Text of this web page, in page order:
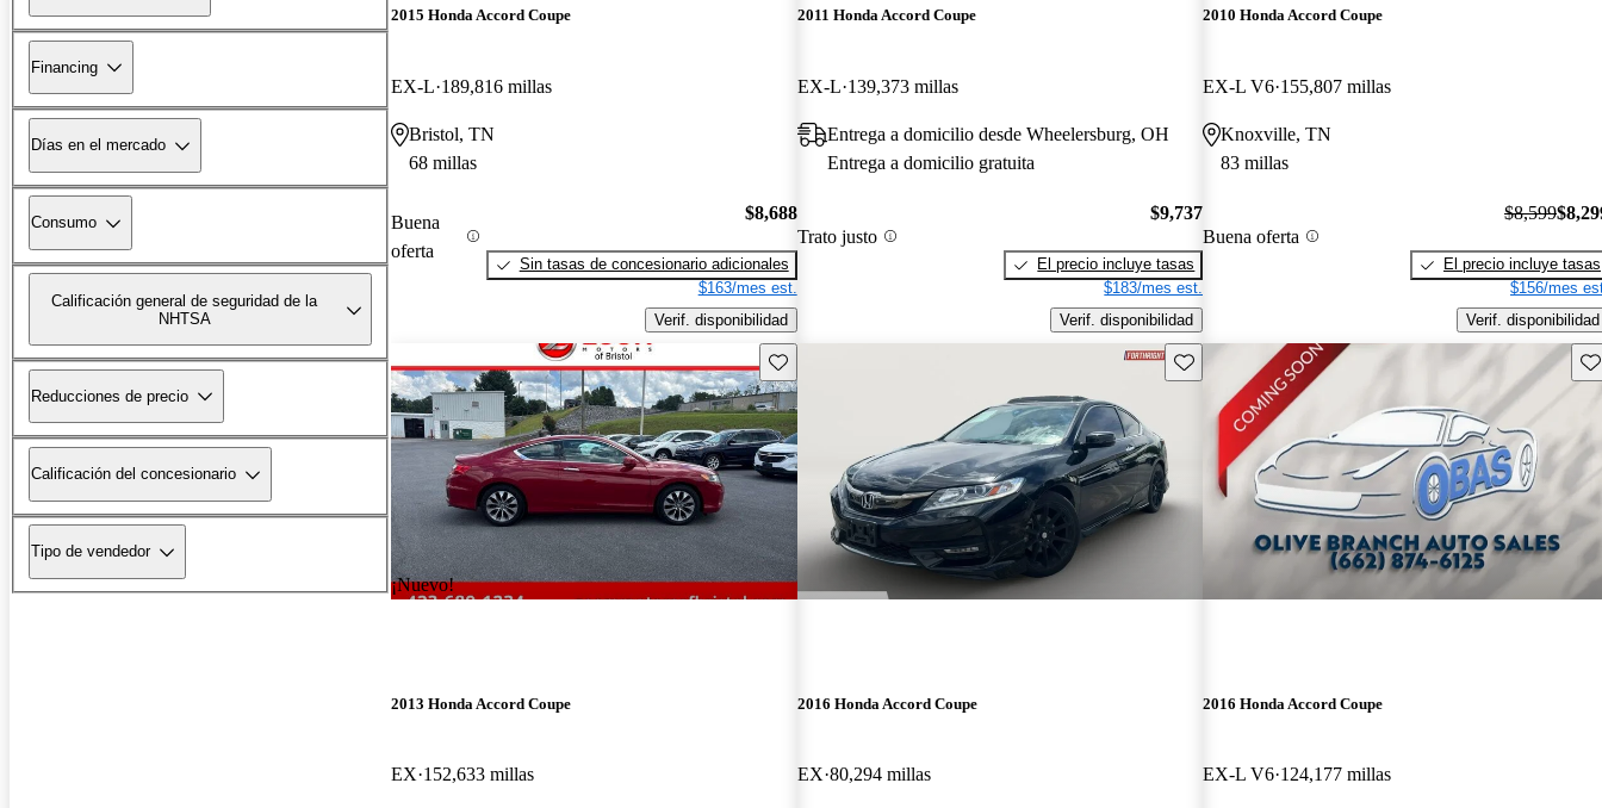
Financing
Días en el mercado
Consumo
Calificación general de seguridad de la
NHTSA
Reducciones de precio
Calificación del concesionario
Tipo de vendedor
2015 Honda Accord Coupe
EX-L 189,816 millas
Bristol, TN
68 millas
Buena
oferta
$8,688
Sin tasas de concesionario adicionales
$163/mes est.
Verif. disponibilidad
2011 Honda Accord Coupe
EX-L 139,373 millas
Entrega a domicilio desde Wheelersburg, OH
Entrega a domicilio gratuita
Trato justo
$9,737
El precio incluye tasas
$183/mes est.
Verif. disponibilidad
2010 Honda Accord Coupe
EX-L V6 155,807 millas
Knoxville, TN
83 millas
Buena oferta
$8,599
El precio incluye tasas
$156/mes
Verif. disponibilidad
¡Nuevo!
Guarda este Aviso
2013 Honda Accord Coupe
EX 152,633 millas
Guarda este Aviso
2016 Honda Accord Coupe
EX 80,294 millas
2016 Honda Accord Coupe
EX-L V6 124,177 millas